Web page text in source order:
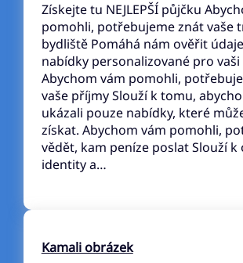
Získejte tu NEJLEPŠÍ půjčku
pomohli, potřebujeme znát vaše
bydliště Pomáhá nám ověřit
nabídky personalizované pro vaši
Abychom vám pomohli,
vaše příjmy Slouží k tomu,
ukázali pouze nabídky, které
získat. Abychom vám pomohli,
vědět, kam peníze poslat Slouží k
identity a…
Kamali obrázek